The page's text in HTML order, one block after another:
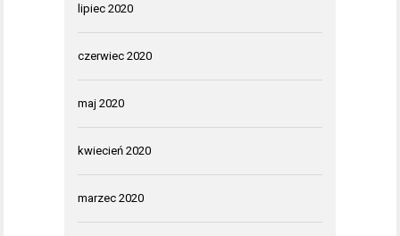
lipiec 2020
czerwiec 2020
maj 2020
kwiecień 2020
marzec 2020